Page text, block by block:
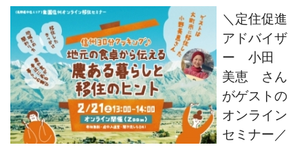
＼定住促進
アドバイザ
ー 小田
美恵 さん
がゲストの
オンライン
セミナー／